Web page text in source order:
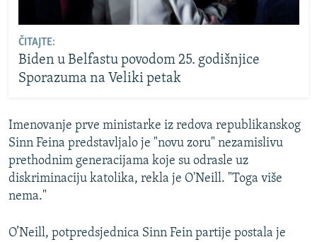
ČITAJTE:
Biden u Belfastu povodom 25. godišnjice
Sporazuma na Veliki petak
Imenovanje prve ministarke iz redova republikanskog
Sinn Feina predstavljalo je "novu zoru" nezamislivu
prethodnim generacijama koje su odrasle uz
diskriminaciju katolika, rekla je O'Neill. "Toga više
nema."
O’Neill, potpredsjednica Sinn Fein partije postala je